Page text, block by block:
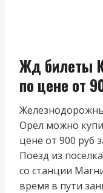
Жд билеты
по цене от
Орёл можно
цене от 900 руб
Поезд из
со станции
время в пути